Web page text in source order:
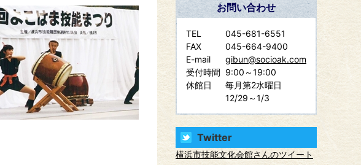
お問い合わせ
TEL
045-681-6551
FAX
045-664-9400
E-mail
gibun@socioak.com
受付時間 9:00～19:00
休館日
毎月第2水曜日
12/29～1/3
Twitter
横浜市技能文化会館さんのツイート